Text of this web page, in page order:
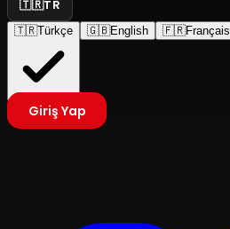
🇹🇷TR
🇹🇷Türkçe 🇬🇧English 🇫🇷Français
Giriş Yap